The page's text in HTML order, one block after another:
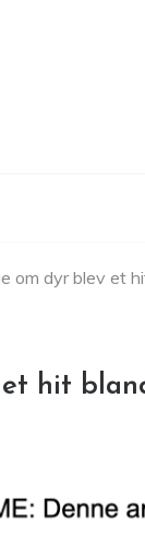
om dyr blev et
hit